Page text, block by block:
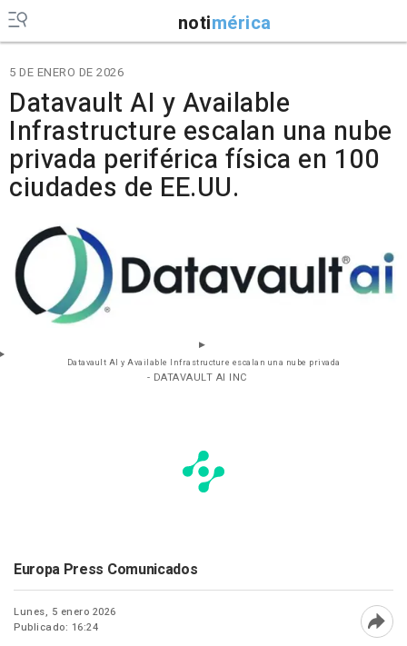
notimérica
5 DE ENERO DE 2026
Datavault AI y Available
Infrastructure escalan una nube
privada periférica física en 100
ciudades de EE.UU.
Datavault AI y Available Infrastructure escalan una nube privada
- DATAVAULT AI INC
Europa Press Comunicados
Lunes, 5 enero 2026
Publicado: 16:24